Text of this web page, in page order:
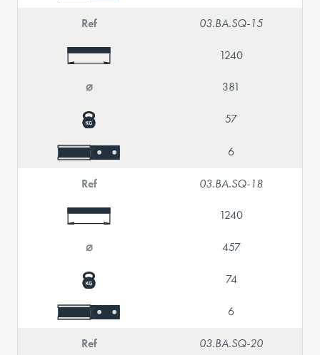
Ref 03.BA.SQ-15
1240
⌀ 381
57
6
Ref 03.BA.SQ-18
1240
⌀ 457
74
6
Ref 03.BA.SQ-20